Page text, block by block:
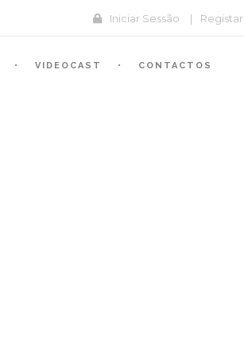
Iniciar Sessão | Registar
VIDEOCAST CONTACTOS